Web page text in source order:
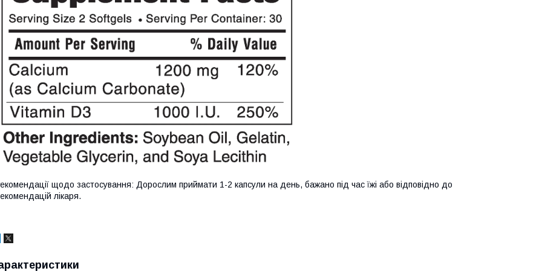
щодо застосування: Дорослим приймати 1-2 капсули на день, бажано під час їжі або відповідно до
лікаря.